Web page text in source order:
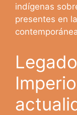
indígenas
presentes en